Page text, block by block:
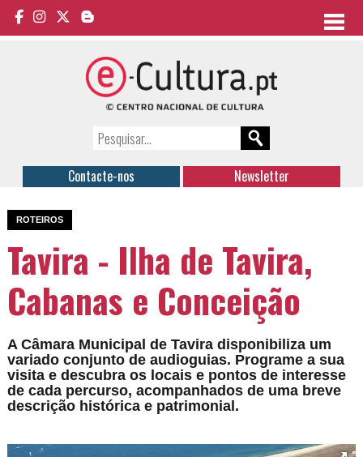
Contacte-nos Newsletter
ROTEIROS
Tavira - Ilha de Tavira,
Cabanas e Conceição
A Câmara Municipal de Tavira disponibiliza um
variado conjunto de audioguias. Programe a sua
visita e descubra os locais e pontos de interesse
de cada percurso, acompanhados de uma breve
descrição histórica e patrimonial.